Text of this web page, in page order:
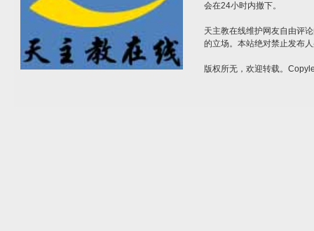
会在24小时内撤下。
天主教在线维护网友自由评
的立场。本站绝对禁止发布
版权所无，欢迎转载。